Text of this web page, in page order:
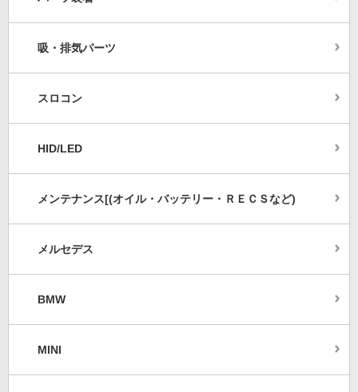
吸・排気パーツ
スロコン
HID/LED
メンテナンス[(オイル・バッテリー・ＲＥＣＳなど)
メルセデス
BMW
MINI